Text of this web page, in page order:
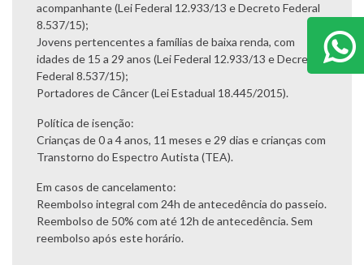
acompanhante (Lei Federal 12.933/13 e Decreto Federal
8.537/15);
Jovens pertencentes a famílias de baixa renda, com
idades de 15 a 29 anos (Lei Federal 12.933/13 e Decreto
Federal 8.537/15);
Portadores de Câncer (Lei Estadual 18.445/2015).
Política de isenção:
Crianças de 0 a 4 anos, 11 meses e 29 dias e crianças com
Transtorno do Espectro Autista (TEA).
Em casos de cancelamento:
Reembolso integral com 24h de antecedência do passeio.
Reembolso de 50% com até 12h de antecedência. Sem
reembolso após este horário.